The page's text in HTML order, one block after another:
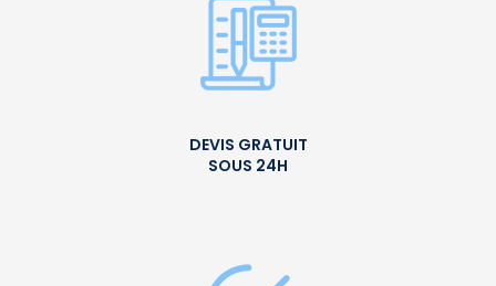
DEVIS GRATUIT
SOUS 24H